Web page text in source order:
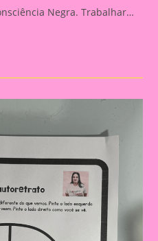
Negra. Trabalhar…